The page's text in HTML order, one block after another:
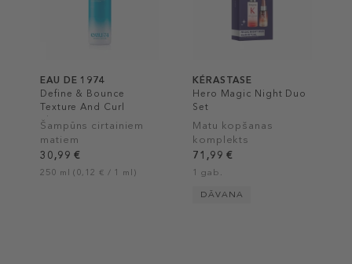
EAU DE 1974
Define & Bounce
Texture And Curl
Shampoo
Šampūns cirtainiem
matiem
30,99 €
250 ml (0,12 € / 1 ml)
KÉRASTASE
Hero Magic Night Duo
Set
Matu kopšanas
komplekts
71,99 €
1 gab.
DĀVANA